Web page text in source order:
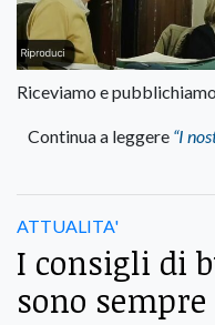
Riceviamo e pubblichiamo
Continua a leggere “I
ATTUALITA'
I consigli di
sono